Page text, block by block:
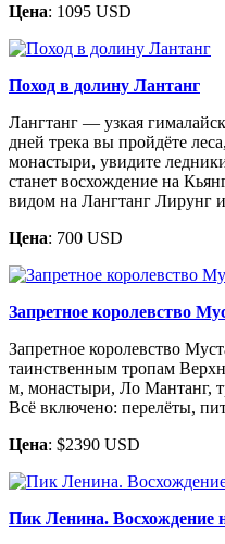
Цена: 1095 USD
Поход в долину Лантанг
Лангтанг — узкая
дней трека вы пройдёте
монастыри, увидите
станет восхождение на
видом на Лангтанг Лирунг
Цена: 700 USD
Запретное королевство
Запретное королевство
таинственным тропам
м, монастыри, Ло Мантанг,
Всё включено: перелёты,
Цена: $2390 USD
Пик Ленина. Восхождение